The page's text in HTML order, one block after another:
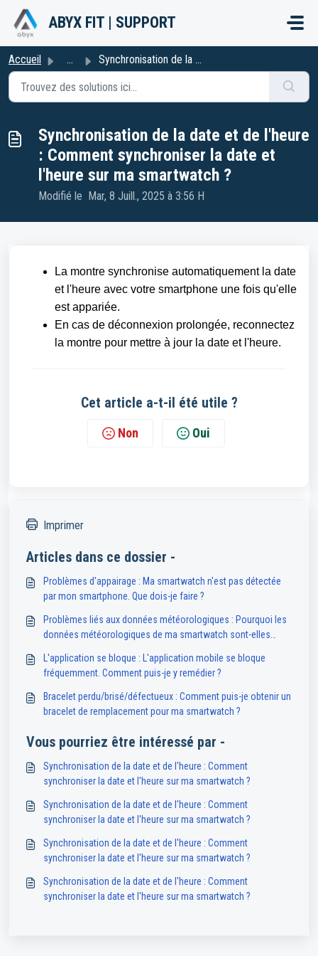
Passer au contenu principal
ABYX FIT | SUPPORT
Accueil ... Synchronisation de la date et de l'heure : Comment sy...
Synchronisation de la date et de l'heure
: Comment synchroniser la date et
l'heure sur ma smartwatch ?
Modifié le Mar, 8 Juill., 2025 à 3:56 H
La montre synchronise automatiquement la date
et l'heure avec votre smartphone une fois qu'elle
est appariée.
En cas de déconnexion prolongée, reconnectez
la montre pour mettre à jour la date et l'heure.
Cet article a-t-il été utile ?
Non Oui
Imprimer
Articles dans ce dossier -
Problèmes d'appairage : Ma smartwatch n'est pas détectée
par mon smartphone. Que dois-je faire ?
Problèmes liés aux données météorologiques : Pourquoi les
données météorologiques de ma smartwatch sont-elles
L'application se bloque : L'application mobile se bloque
fréquemment. Comment puis-je y remédier ?
Bracelet perdu/brisé/défectueux : Comment puis-je obtenir un
bracelet de remplacement pour ma smartwatch ?
Vous pourriez être intéressé par -
Synchronisation de la date et de l'heure : Comment
synchroniser la date et l'heure sur ma smartwatch ?
Synchronisation de la date et de l'heure : Comment
synchroniser la date et l'heure sur ma smartwatch ?
Synchronisation de la date et de l'heure : Comment
synchroniser la date et l'heure sur ma smartwatch ?
Synchronisation de la date et de l'heure : Comment
synchroniser la date et l'heure sur ma smartwatch ?